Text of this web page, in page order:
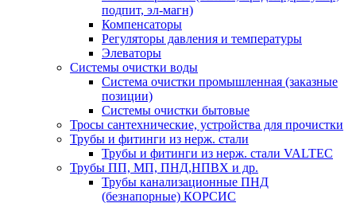
подпит, эл-магн)
Компенсаторы
Регуляторы давления и температуры
Элеваторы
Системы очистки воды
Система очистки промышленная (заказные
позиции)
Системы очистки бытовые
Тросы сантехнические, устройства для прочистки
Трубы и фитинги из нерж. стали
Трубы и фитинги из нерж. стали VALTEC
Трубы ПП, МП, ПНД,НПВХ и др.
Трубы канализационные ПНД
(безнапорные) КОРСИС